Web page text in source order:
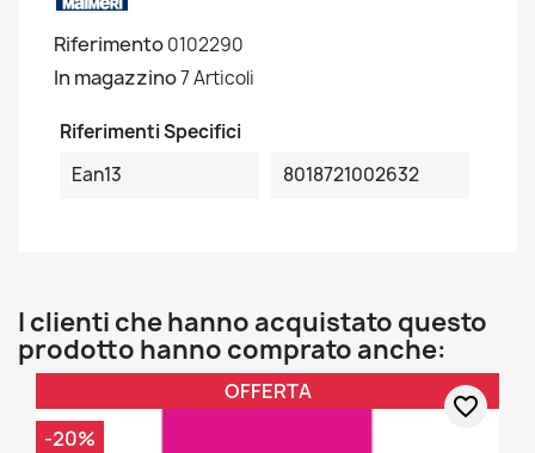
Riferimento0102290
In magazzino7 Articoli
Riferimenti Specifici
Ean13
8018721002632
I clienti che hanno acquistato questo
prodotto hanno comprato anche:
OFFERTA
-20%
favorite_border